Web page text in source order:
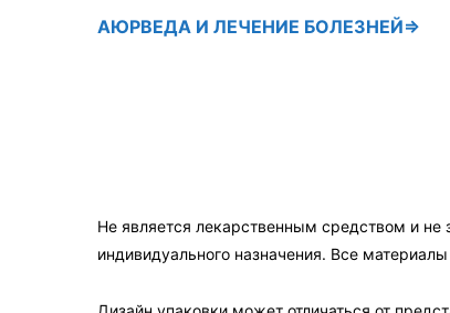
АЮРВЕДА И ЛЕЧЕНИЕ БОЛЕЗНЕЙ⇒
Не является лекарственным средством и
индивидуального назначения. Все